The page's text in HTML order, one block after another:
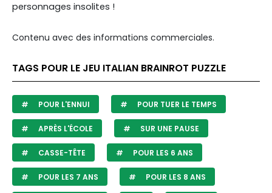
personnages insolites !
Contenu avec des informations commerciales.
TAGS POUR LE JEU ITALIAN BRAINROT PUZZLE
POUR L'ENNUI POUR TUER LE TEMPS
APRÈS L'ÉCOLE SUR UNE PAUSE
CASSE-TÊTE POUR LES 6 ANS
POUR LES 7 ANS POUR LES 8 ANS